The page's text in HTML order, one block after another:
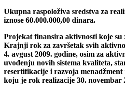
Ukupna raspoloživa sredstva za
iznose 60.000.000,00 dinara.
Projekat finansira aktivnosti koje su
Krajnji rok za završetak svih
4. avgust 2009. godine, osim za
uvođenju novih sistema kvaliteta,
resertifikacije i razvoja menadžment
koju je rok realizacije 30. novembar